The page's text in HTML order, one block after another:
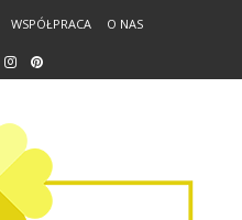
WSPÓŁPRACA O NAS